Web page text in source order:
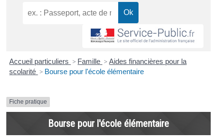
Accueil particuliers > Famille > Aides financières pour la
scolarité > Bourse pour l'école élémentaire
Fiche pratique
Bourse pour l'école élémentaire